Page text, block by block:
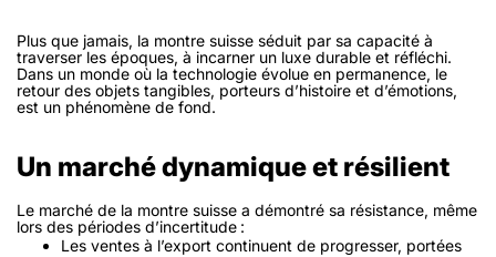
Plus que jamais, la montre suisse séduit par sa capacité à
traverser les époques, à incarner un luxe durable et réfléchi.
Dans un monde où la technologie évolue en permanence, le
retour des objets tangibles, porteurs d’histoire et d’émotions,
est un phénomène de fond.
Un marché dynamique et résilient
Le marché de la montre suisse a démontré sa résistance, même
lors des périodes d’incertitude :
Les ventes à l’export continuent de progresser, portées